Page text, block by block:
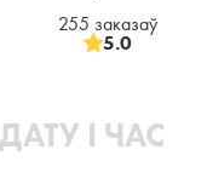
255 заказаў
5.0
І ЧАС